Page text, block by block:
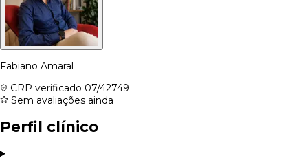
Fabiano Amaral
CRP verificado 07/42749
Sem avaliações ainda
Perfil clínico